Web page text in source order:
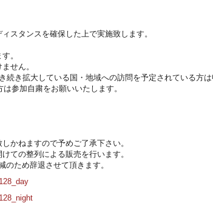
スタンスを確保した上で実施致します。
。
せん。
き拡大している国・地域への訪問を予定されている方
参加自粛をお願いいたします。
かねますので予めご了承下さい。
ての整列による販売を行います。
ため辞退させて頂きます。